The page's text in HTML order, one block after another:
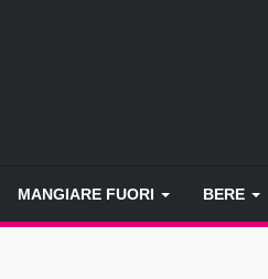
MANGIARE FUORI BERE